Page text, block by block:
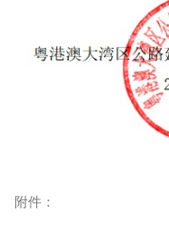
附件：